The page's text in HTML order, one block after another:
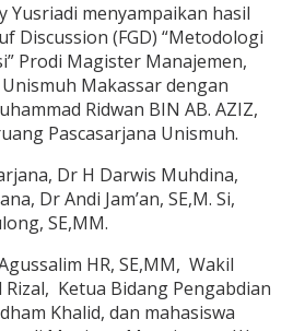
Yusriadi menyampaikan hasil
Discussion (FGD) “Metodologi
Prodi Magister Manajemen,
Makassar dengan
Ridwan BIN AB. AZIZ,
Pascasarjana Unismuh.
Dr H Darwis Muhdina,
Dr Andi Jam’an, SE,M. Si,
SE,MM.
HR, SE,MM, Wakil
Rizal, Ketua Bidang Pengabdian
Khalid, dan mahasiswa